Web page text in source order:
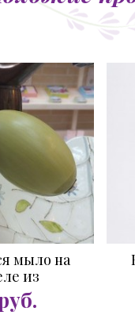
мыло на
из
олива